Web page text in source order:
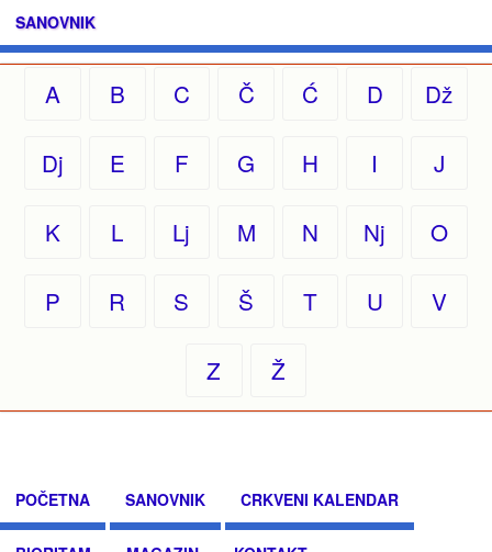
SANOVNIK
A B C Č Ć D Dž
Dj E F G H I J
K L Lj M N Nj O
P R S Š T U V
Z Ž
POČETNA SANOVNIK CRKVENI KALENDAR